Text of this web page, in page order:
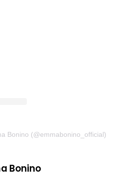
Bonino (@emmabonino_official)
Bonino